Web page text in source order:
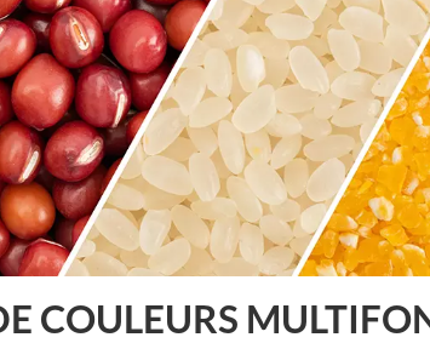
COULEURS